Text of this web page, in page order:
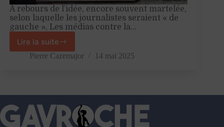
À rebours de l’idée, encore souvent martelée,
selon laquelle les journalistes seraient « de
gauche », Les médias contre la…
Lire la suite
«
Le
contre
la
gauche
»
Pierre Cazemajor 14 mai 2025